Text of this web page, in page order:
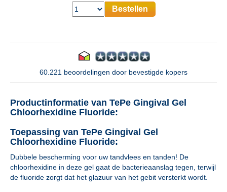
Bestellen
60.221 beoordelingen door bevestigde kopers
Productinformatie van TePe Gingival Gel
Chloorhexidine Fluoride:
Toepassing van TePe Gingival Gel
Chloorhexidine Fluoride:
Dubbele bescherming voor uw tandvlees en tanden! De
chloorhexidine in deze gel gaat de bacterieaanslag tegen, terwijl
de fluoride zorgt dat het glazuur van het gebit versterkt wordt.